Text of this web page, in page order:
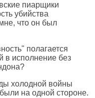
пиарщики
убийства
что он был
полагается
в исполнение без
холодной войны
на одной стороне.